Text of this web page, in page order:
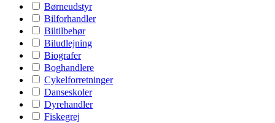
Børneudstyr
Bilforhandler
Biltilbehør
Biludlejning
Biografer
Boghandlere
Cykelforretninger
Danseskoler
Dyrehandler
Fiskegrej